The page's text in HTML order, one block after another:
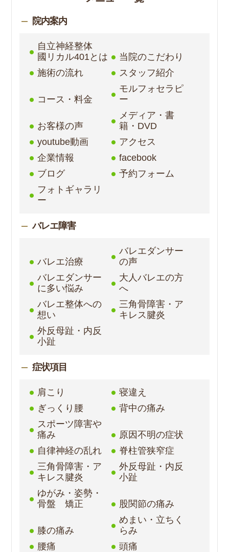
院内案内
自立神経整体
國リカル401とは
当院のこだわり
施術の流れ
スタッフ紹介
コース・料金
モルフォセラピ
ー
お客様の声
メディア・書
籍・DVD
youtube動画
アクセス
企業情報
facebook
ブログ
予約フォーム
フォトギャラリ
ー
バレエ障害
バレエ治療
バレエダンサー
の声
バレエダンサー
に多い悩み
大人バレエの方
へ
バレエ整体への
想い
三角骨障害・ア
キレス腱炎
外反母趾・内反
小趾
症状項目
肩こり
寝違え
ぎっくり腰
背中の痛み
スポーツ障害や
痛み
原因不明の症状
自律神経の乱れ
脊柱管狭窄症
三角骨障害・ア
キレス腱炎
外反母趾・内反
小趾
ゆがみ・姿勢・
骨盤 矯正
股関節の痛み
膝の痛み
めまい・立ちく
らみ
腰痛
頭痛